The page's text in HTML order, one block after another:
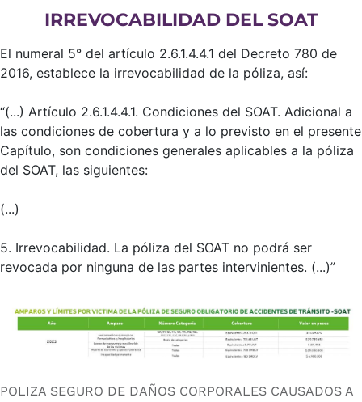
IRREVOCABILIDAD DEL SOAT
El numeral 5° del artículo 2.6.1.4.4.1 del Decreto 780 de
2016, establece la irrevocabilidad de la póliza, así:
“(...) Artículo 2.6.1.4.4.1. Condiciones del SOAT. Adicional a
las condiciones de cobertura y a lo previsto en el presente
Capítulo, son condiciones generales aplicables a la póliza
del SOAT, las siguientes:
(...)
5. Irrevocabilidad. La póliza del SOAT no podrá ser
revocada por ninguna de las partes intervinientes. (...)”
POLIZA SEGURO DE DAÑOS CORPORALES CAUSADOS A